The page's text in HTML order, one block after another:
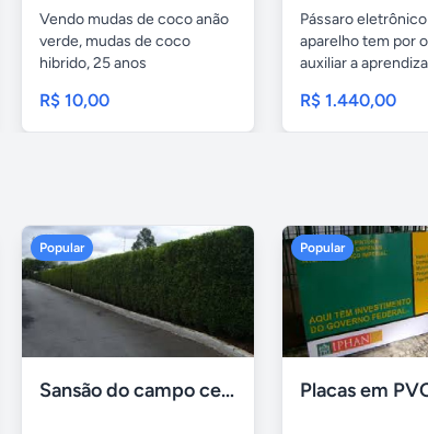
Vendo mudas de coco anão
verde, mudas de coco
hibrido, 25 anos
R$ 10,00
Pássaro
aparelho tem por
auxiliar a
R$ 1.440,00
Popular
Sansão do campo cerca viva por 0,65 á muda
Popular